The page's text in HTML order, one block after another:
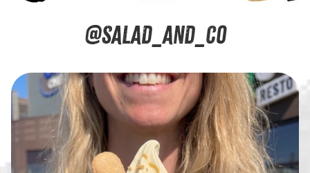
@SALAD_AND_CO
...